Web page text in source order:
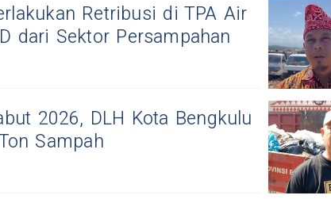
Retribusi di TPA Air
dari Sektor Persampahan
2026, DLH Kota Bengkulu
Sampah